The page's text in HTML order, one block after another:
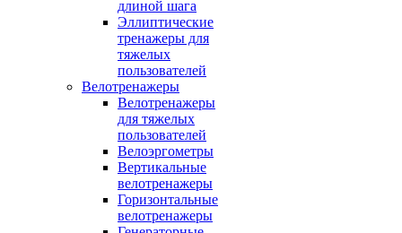
длиной шага
Эллиптические
тренажеры для
тяжелых
пользователей
Велотренажеры
Велотренажеры
для тяжелых
пользователей
Велоэргометры
Вертикальные
велотренажеры
Горизонтальные
велотренажеры